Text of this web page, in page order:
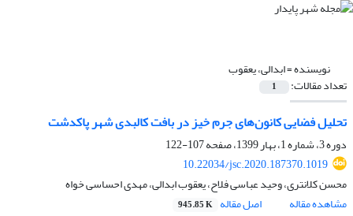
نویسنده =ابدالی، یعقوب
تعداد مقالات: 1
تحلیل فضایی کانون‌های جرم خیز در بافت کالبدی شهر پاکدشت
دوره 3، شماره 1، بهار 1399، صفحه
107-122
10.22034/jsc.2020.187370.1019
محسن کلانتری، وحید عباسی فلاح، یعقوب ابدالی، مهدی احساسی خواه
مشاهده مقاله
اصل مقاله 945.85 K